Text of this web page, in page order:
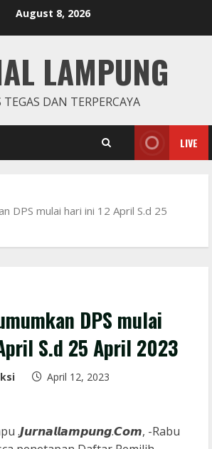
August 8, 2026
LAMPUNG
TEGAS DAN TERPERCAYA
LIVE
DPS mulai hari ini 12 April S.d 25
DPS mulai
S.d 25 April 2023
April 12, 2023
.𝙅𝙪𝙧𝙣𝙖𝙡𝙡𝙖𝙢𝙥𝙪𝙣𝙜.𝘾𝙤𝙢, -Rabu